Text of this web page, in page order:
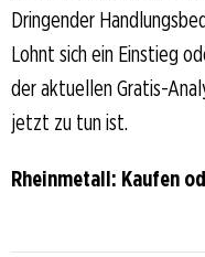
Dringender
Lohnt sich ein Einstieg
der aktuellen Gratis-
jetzt zu tun ist.
Rheinmetall: Kaufen